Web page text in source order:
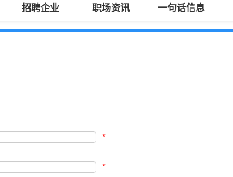
招聘企业 职场资讯 一句话信息
*
*